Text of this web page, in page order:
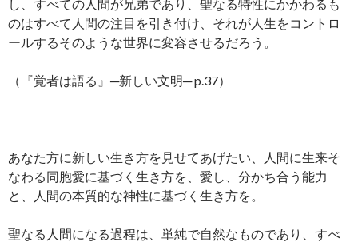
し、すべての人間が兄弟であり、聖なる特性にかかわるも
のはすべて人間の注目を引き付け、それが人生をコントロ
ールするそのような世界に変容させるだろう。
（『覚者は語る』─新しい文明─ p.37）
あなた方に新しい生き方を見せてあげたい、人間に生来そ
なわる同胞愛に基づく生き方を、愛し、分かち合う能力
と、人間の本質的な神性に基づく生き方を。
聖なる人間になる過程は、単純で自然なものであり、すべ